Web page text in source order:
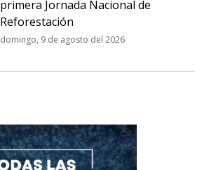
primera Jornada Nacional de
Reforestación
domingo, 9 de agosto del 2026